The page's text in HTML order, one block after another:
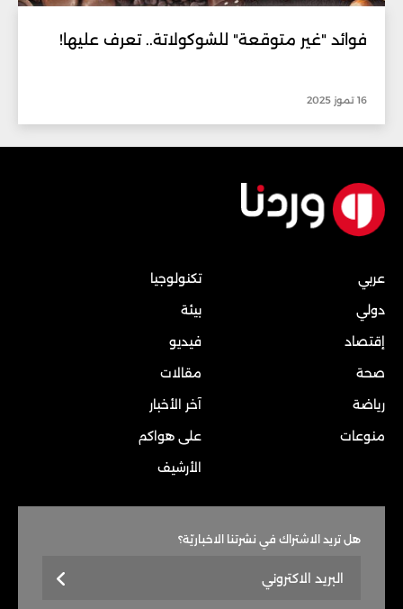
فوائد "غير متوقعة" للشوكولاتة.. تعرف عليها!
16 تموز 2025
عربي
دولي
إقتصاد
صحة
رياضة
منوعات
تكنولوجيا
بيئة
فيديو
مقالات
آخر الأخبار
على هواكم
الأرشيف
هل تريد الاشتراك في نشرتنا الاخباريّة؟